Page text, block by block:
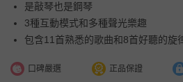
是敲琴也是鋼琴
3種互動模式和多種聲光樂趣
包含11首熟悉的歌曲和8首好聽的旋
口碑嚴選 正品保證